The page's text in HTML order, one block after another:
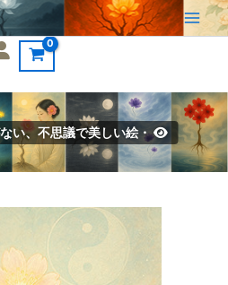
い、不思議で美しい絵・